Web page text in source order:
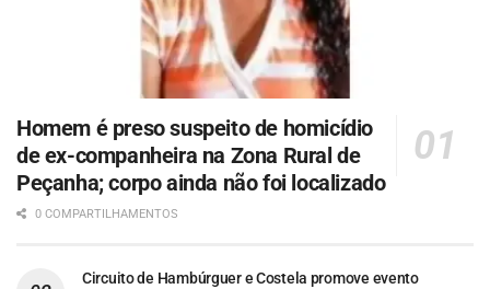
Homem é preso suspeito de homicídio
de ex-companheira na Zona Rural de
Peçanha; corpo ainda não foi localizado
0 COMPARTILHAMENTOS
Circuito de Hambúrguer e Costela promove evento